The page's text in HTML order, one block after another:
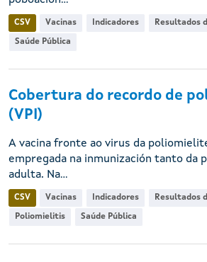
CSV Vacinas Indicadores Resultados
Saúde Pública
Cobertura do recordo de
(VPI)
A vacina fronte ao virus da
empregada na inmunización tanto da
adulta. Na...
CSV Vacinas Indicadores Resultados
Poliomielitis Saúde Pública